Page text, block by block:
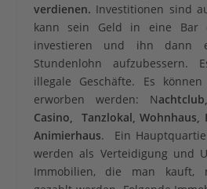
verdienen. Investitionen sind
kann sein Geld in eine Bar
investieren und ihn dann
Stundenlohn
illegale Geschäfte. Es
erworben werden: N
Casino, Tanzlokal, Wohnhaus,
Animierhaus. Ein
werden als Verteidigung und
Immobilien, die man kauft,